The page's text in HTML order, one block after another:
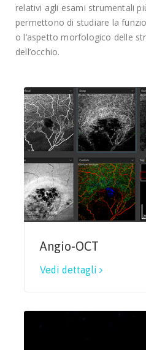
relativi agli esami strumentali
permettono di studiare la
o l’aspetto morfologico delle
dell’occhio.
Angio-OCT
Vedi dettagli